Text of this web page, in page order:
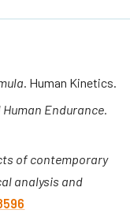
. Human Kinetics.
Endurance.
of contemporary
analysis and